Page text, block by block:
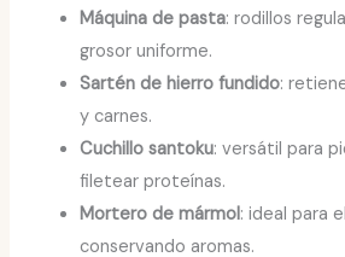
Máquina de pasta: rodillos
grosor uniforme.
Sartén de hierro fundido:
y carnes.
Cuchillo santoku: versátil para
filetear proteínas.
Mortero de mármol: ideal para
conservando aromas.